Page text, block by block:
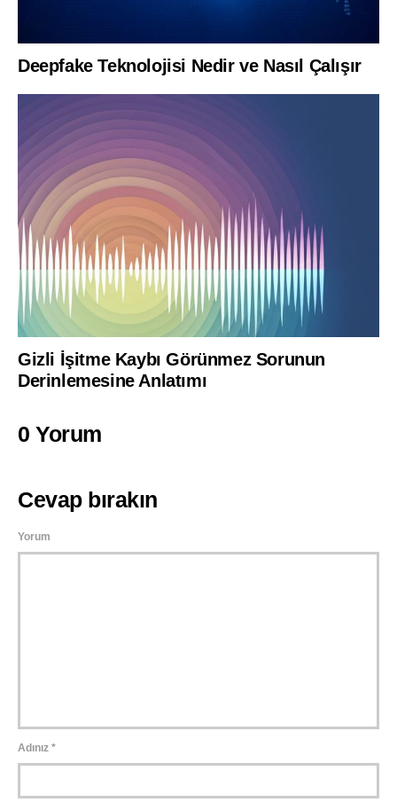
Deepfake Teknolojisi Nedir ve Nasıl Çalışır
Gizli İşitme Kaybı Görünmez Sorunun
Derinlemesine Anlatımı
0 Yorum
Cevap bırakın
Yorum
Adınız *